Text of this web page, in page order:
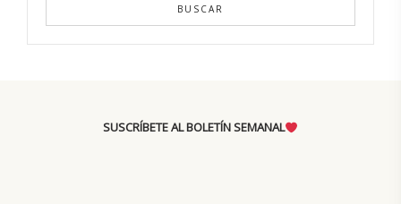
BUSCAR
SUSCRÍBETE AL BOLETÍN SEMANAL